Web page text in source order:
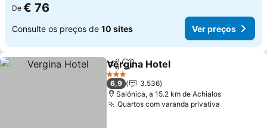
De € 76
Consulte os preços de 10 sites Ver preços
PartilharAdicionar aos favoritos
Vergina Hotel
3 Estrelas
6,9
3.536
Salónica, a 15.2 km de Achialos
Quartos com varanda privativa